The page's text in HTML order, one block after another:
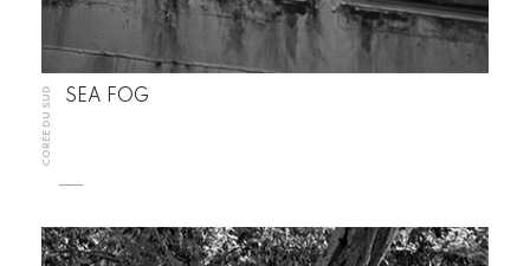
CORÉE DU SUD SEA FOG